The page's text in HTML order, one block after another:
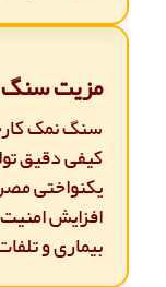
مزیت سنگ
سنگ نمک
کیفی دقیق
یکنواختی
افزایش
بیماری و